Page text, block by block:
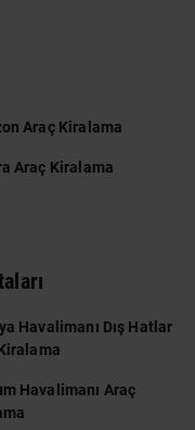
Araç Kiralama
Araç Kiralama
Havalimanı Dış Hatlar
Havalimanı Araç